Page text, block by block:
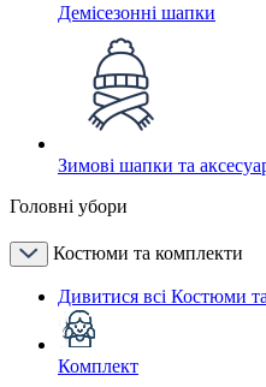
Демісезонні шапки
Зимові шапки та
Головні убори
Костюми та комплекти
Дивитися всі Костюми
Комплект